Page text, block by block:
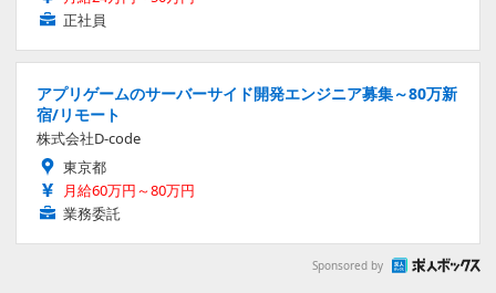
正社員
アプリゲームのサーバーサイド開発エンジニア募集～80万新
宿/リモート
株式会社D-code
東京都
月給60万円～80万円
業務委託
Sponsored by